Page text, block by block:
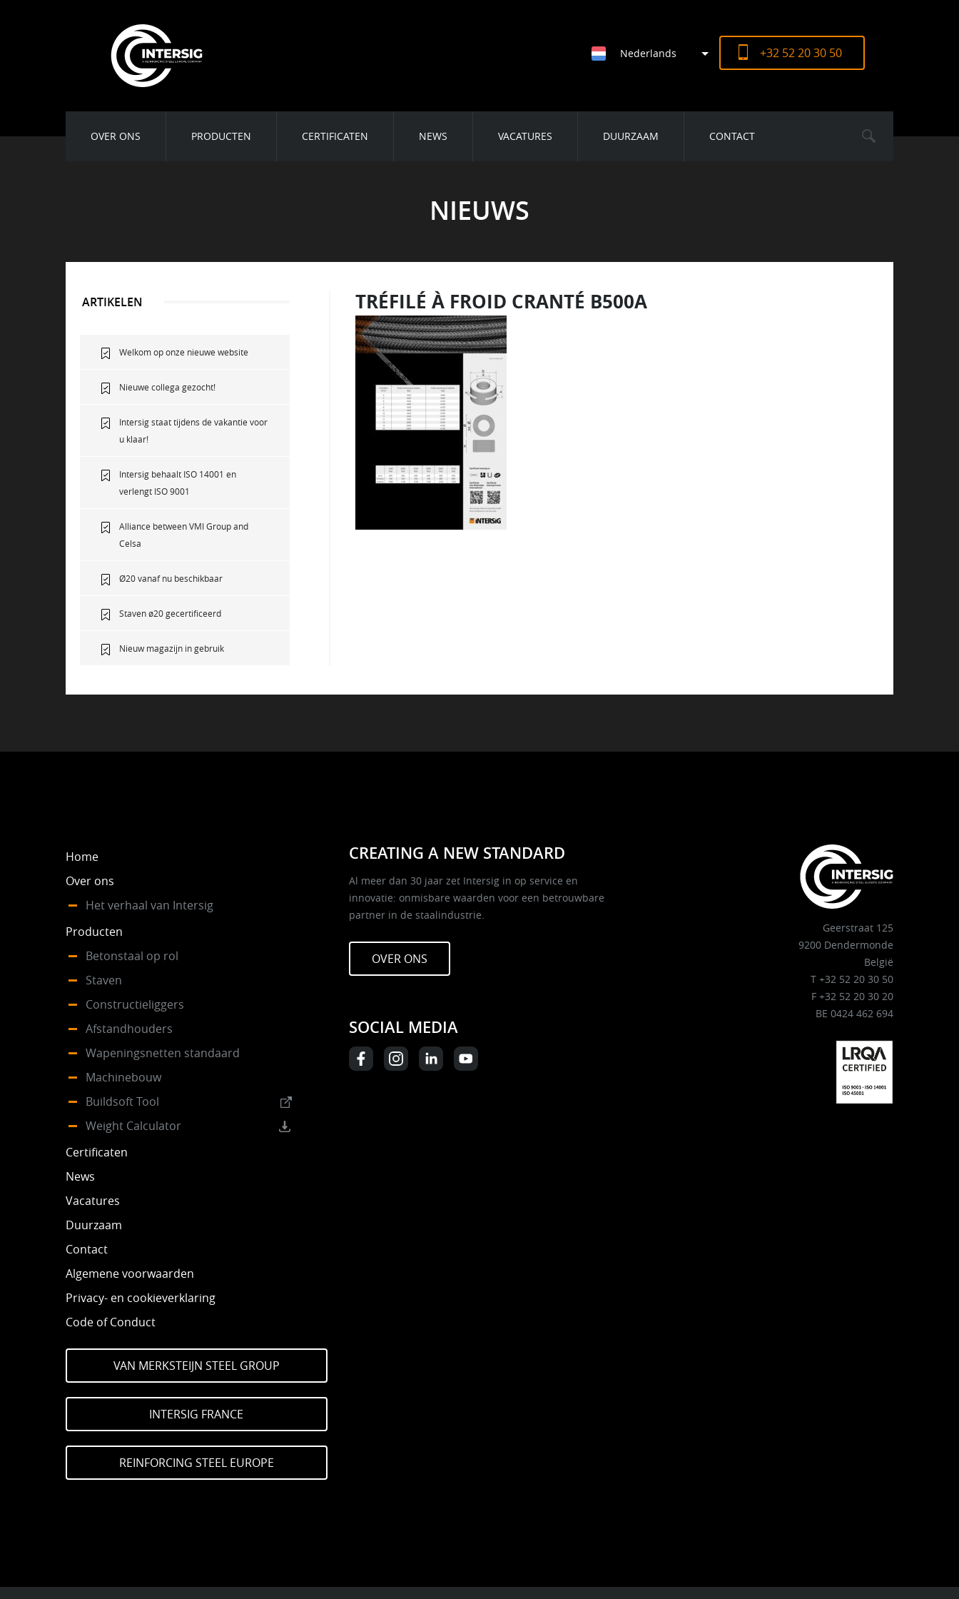
+32 52 20 30 50
Nederlands
OVER ONS PRODUCTEN CERTIFICATEN NEWS VACATURES DUURZAAM CONTACT
NIEUWS
ARTIKELEN
Welkom op onze nieuwe website
Nieuwe collega gezocht!
Intersig staat tijdens de vakantie voor
u klaar!
Intersig behaalt ISO 14001 en
verlengt ISO 9001
Alliance between VMI Group and
Celsa
Ø20 vanaf nu beschikbaar
Staven ø20 gecertificeerd
Nieuw magazijn in gebruik
TRÉFILÉ À FROID CRANTÉ B500A
Home
Over ons
Het verhaal van Intersig
Producten
Betonstaal op rol
Staven
Constructieliggers
Afstandhouders
Wapeningsnetten standaard
Machinebouw
Buildsoft Tool
Weight Calculator
Certificaten
News
Vacatures
Duurzaam
Contact
Algemene voorwaarden
Privacy- en cookieverklaring
Code of Conduct
VAN MERKSTEIJN STEEL GROUP
INTERSIG FRANCE
REINFORCING STEEL EUROPE
CREATING A NEW STANDARD
Al meer dan 30 jaar zet Intersig in op service en
innovatie: onmisbare waarden voor een betrouwbare
partner in de staalindustrie.
OVER ONS
SOCIAL MEDIA
Geerstraat 125
9200 Dendermonde
België
T +32 52 20 30 50
F +32 52 20 30 20
BE 0424 462 694